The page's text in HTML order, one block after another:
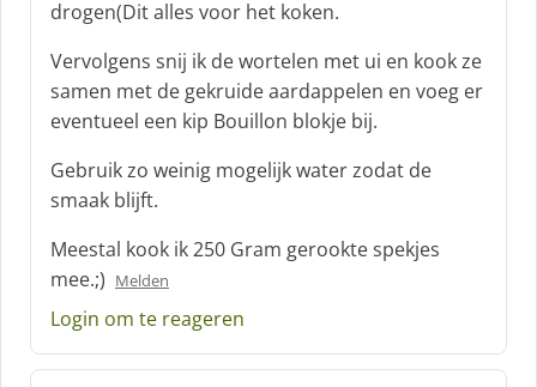
drogen(Dit alles voor het koken.
Vervolgens snij ik de wortelen met ui en kook ze
samen met de gekruide aardappelen en voeg er
eventueel een kip Bouillon blokje bij.
Gebruik zo weinig mogelijk water zodat de
smaak blijft.
Meestal kook ik 250 Gram gerookte spekjes
mee.;) Melden
Login om te reageren